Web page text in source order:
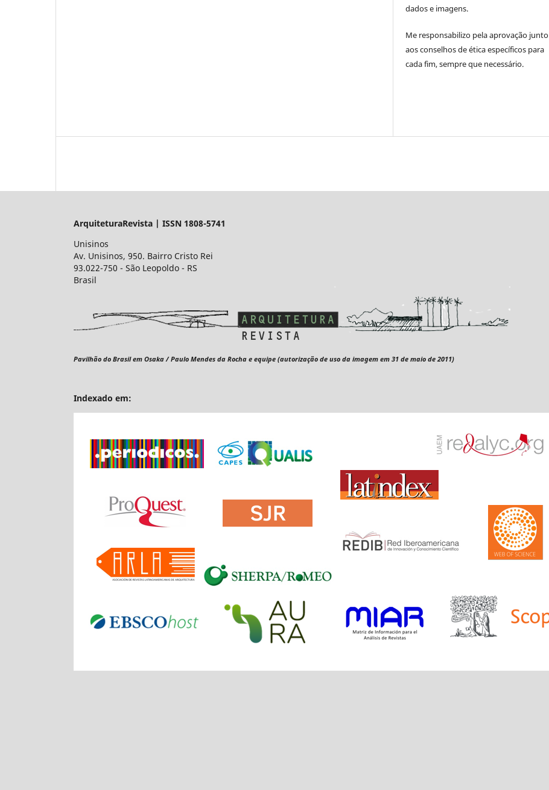
dados e imagens.
Me responsabilizo pela aprovação junto
aos conselhos de ética específicos para
cada fim, sempre que necessário.
ArquiteturaRevista | ISSN 1808-5741
Unisinos
Av. Unisinos, 950. Bairro Cristo Rei
93.022-750 - São Leopoldo - RS
Brasil
Pavilhão do Brasil em Osaka / Paulo Mendes da Rocha e equipe (autorização de uso da imagem em 31 de maio de 2011)
Indexado em: